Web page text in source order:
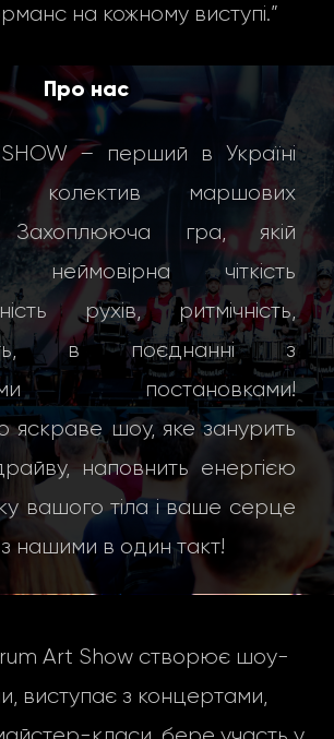
на кожному виступі.”
Про нас
– перший в Україні
колектив маршових
Захоплююча гра, якій
неймовірна чіткість
рухів, ритмічність,
в поєднанні з
постановками!
яскраве шоу, яке занурить
наповнить енергією
вашого тіла і ваше серце
нашими в один такт!
Art Show створює шоу-
виступає з концертами,